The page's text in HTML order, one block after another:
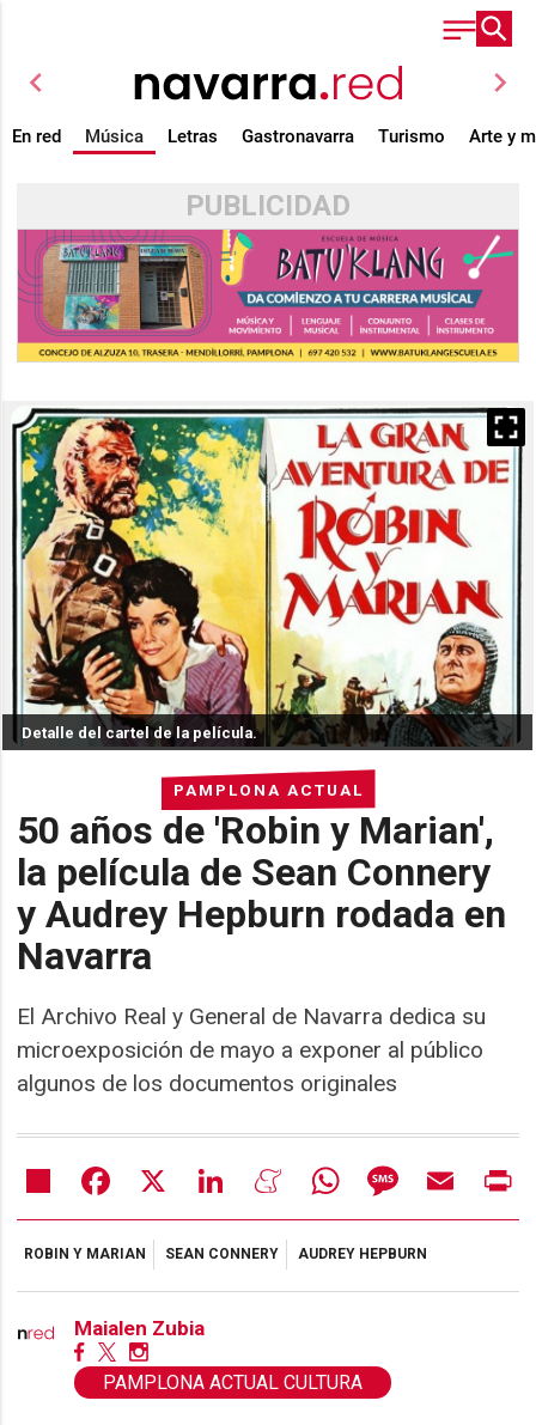
chevron_left chevron_right
En red Música Letras Gastronavarra Turismo Arte y
PUBLICIDAD
PAMPLONA ACTUAL
50 años de 'Robin y Marian',
la película de Sean Connery
y Audrey Hepburn rodada en
Navarra
El Archivo Real y General de Navarra dedica su
microexposición de mayo a exponer al público
algunos de los documentos originales
Detalle del cartel de la película.
Share Facebook LinkedIn MeneameWhatsAppMessageEmail
ROBIN Y MARIAN SEAN CONNERY AUDREY HEPBURN
Maialen Zubia
PAMPLONA ACTUAL CULTURA